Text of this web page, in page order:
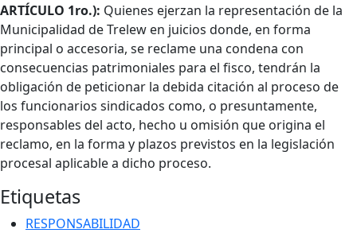
Cuerpo
ARTÍCULO 1ro.): Quienes ejerzan la representación de la
Municipalidad de Trelew en juicios donde, en forma
principal o accesoria, se reclame una condena con
consecuencias patrimoniales para el fisco, tendrán la
obligación de peticionar la debida citación al proceso de
los funcionarios sindicados como, o presuntamente,
responsables del acto, hecho u omisión que origina el
reclamo, en la forma y plazos previstos en la legislación
procesal aplicable a dicho proceso.
Etiquetas
RESPONSABILIDAD